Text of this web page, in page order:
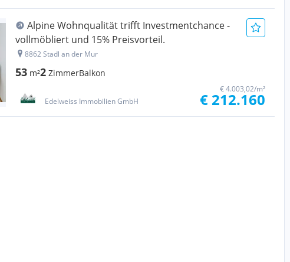
Alpine Wohnqualität trifft Investmentchance -
vollmöbliert und 15% Preisvorteil.
8862 Stadl an der Mur
53 m²2 ZimmerBalkon
Edelweiss Immobilien GmbH
€ 4.003,02/m²
€ 212.160